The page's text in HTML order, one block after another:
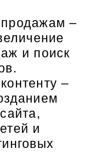
–
и поиск
–
и